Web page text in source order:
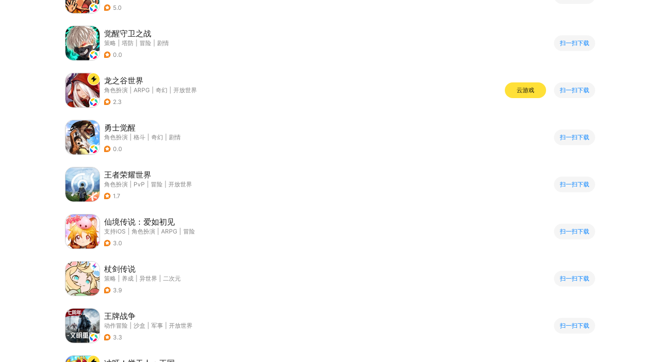
5.0
觉醒守卫之战
策略 塔防 冒险
剧情
0.0
扫一扫下载
龙之谷世界
角色扮演 ARPG 奇幻
开放世界
2.3
云游戏 扫一扫下载
勇士觉醒
角色扮演 格斗 奇幻
剧情
0.0
扫一扫下载
王者荣耀世界
角色扮演 PvP 冒险
开放世界
1.7
扫一扫下载
仙境传说：爱如初见
支持iOS 角色扮演 ARPG
冒险
3.0
扫一扫下载
杖剑传说
策略 养成 异世界
二次元
3.9
扫一扫下载
王牌战争
动作冒险 沙盒 军事
开放世界
3.3
扫一扫下载